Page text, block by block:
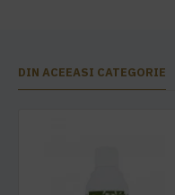
DIN ACEEASI CATEGORIE